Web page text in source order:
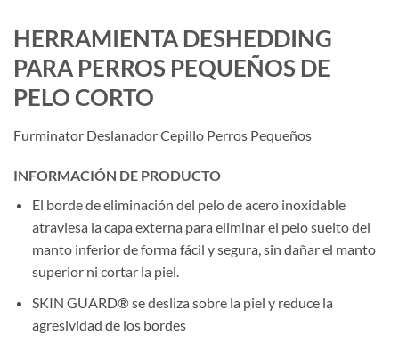
HERRAMIENTA DESHEDDING
PARA PERROS PEQUEÑOS DE
PELO CORTO
Furminator Deslanador Cepillo Perros Pequeños
INFORMACIÓN DE PRODUCTO
El borde de eliminación del pelo de acero inoxidable
atraviesa la capa externa para eliminar el pelo suelto del
manto inferior de forma fácil y segura, sin dañar el manto
superior ni cortar la piel.
SKIN GUARD® se desliza sobre la piel y reduce la
agresividad de los bordes